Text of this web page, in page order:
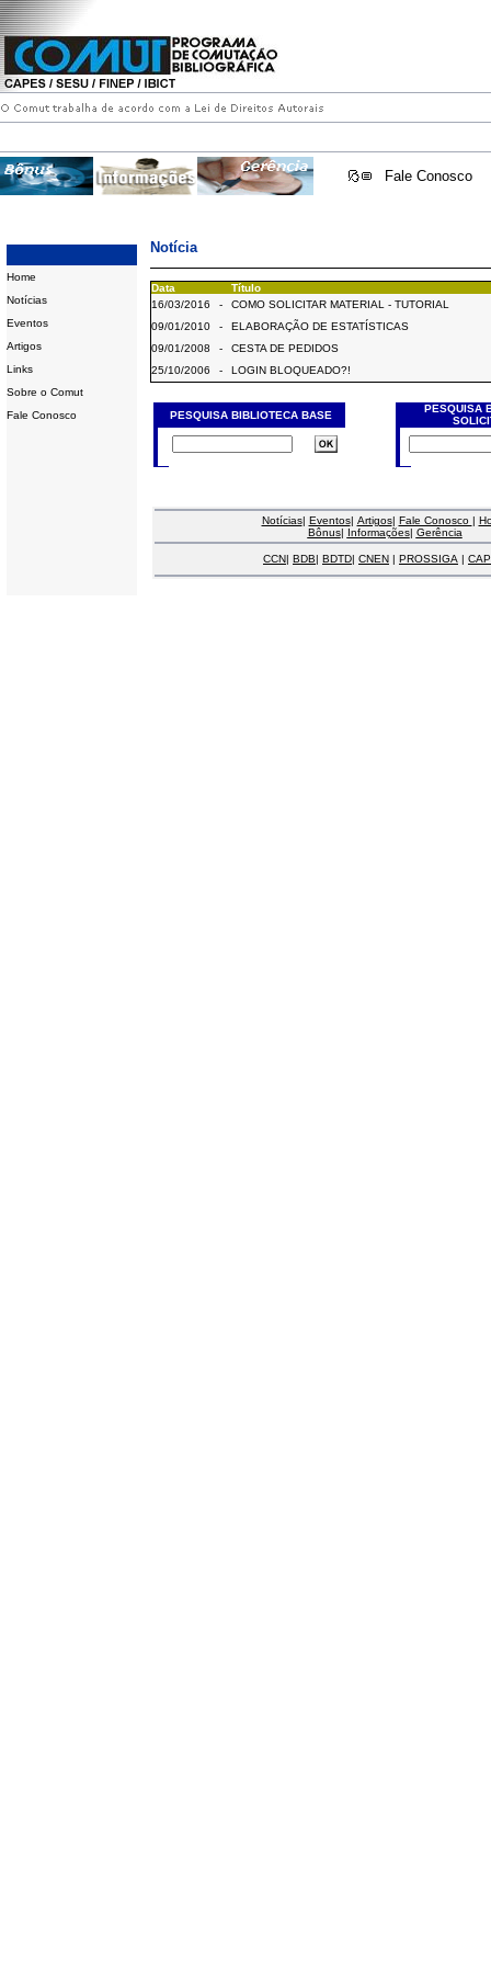
Fale Conosco
Home
Notícias
Eventos
Artigos
Links
Sobre o Comut
Fale Conosco
Notícia
Data
Título
16/03/2016
-
COMO SOLICITAR MATERIAL - TUTORIAL
09/01/2010
-
ELABORAÇÃO DE ESTATÍSTICAS
09/01/2008
-
CESTA DE PEDIDOS
25/10/2006
- LOGIN BLOQUEADO?!
PESQUISA BIBLIOTECA BASE
PESQUISA
Notícias| Eventos| Artigos| Fale Conosco |
Bônus| Informações| Gerência
CCN| BDB| BDTD| CNEN | PROSSIGA |